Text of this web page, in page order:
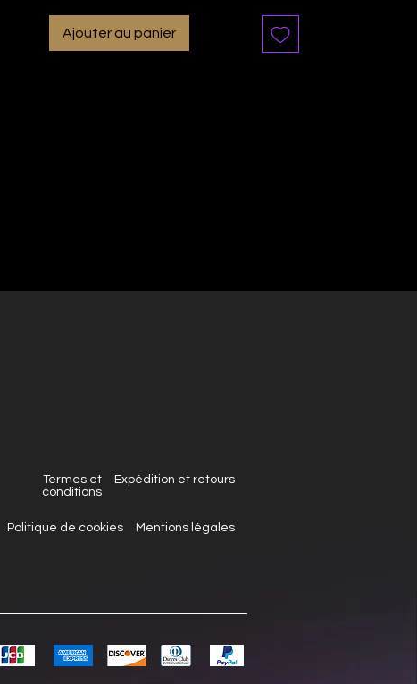
Ajouter au panier
Termes et
conditions
Expédition et retours
Politique de cookies Mentions légales